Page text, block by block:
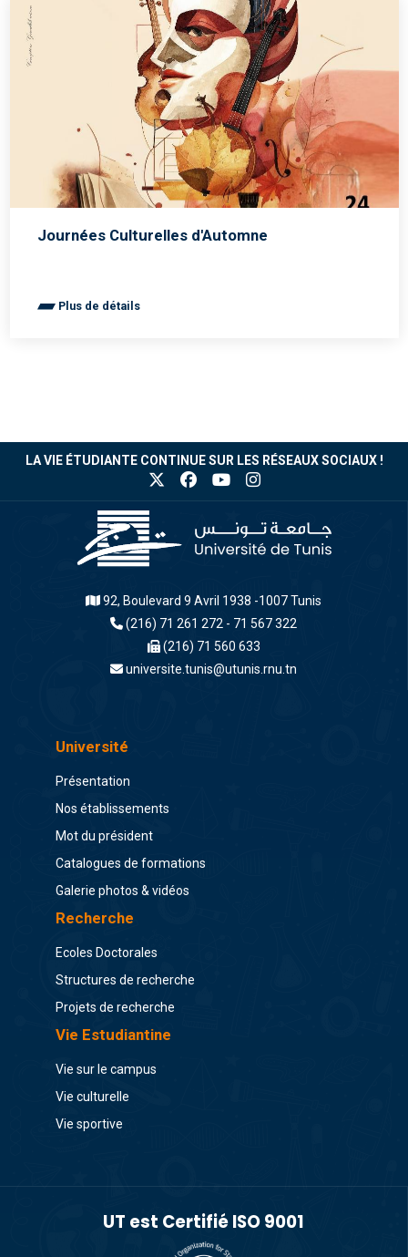
Journées Culturelles d'Automne
Plus de détails
LA VIE ÉTUDIANTE CONTINUE SUR LES RÉSEAUX SOCIAUX !
92, Boulevard 9 Avril 1938 -1007 Tunis
(216) 71 261 272 - 71 567 322
(216) 71 560 633
universite.tunis@utunis.rnu.tn
Université
Présentation
Nos établissements
Mot du président
Catalogues de formations
Galerie photos & vidéos
Recherche
Ecoles Doctorales
Structures de recherche
Projets de recherche
Vie Estudiantine
Vie sur le campus
Vie culturelle
Vie sportive
UT est Certifié ISO 9001